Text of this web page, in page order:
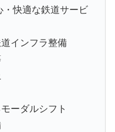
快適な鉄道サービ
インフラ整備
ーダルシフト